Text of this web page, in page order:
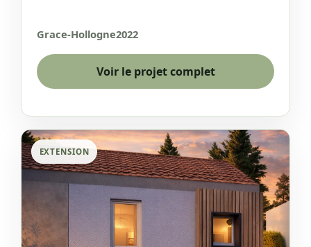
Grace-Hollogne2022
Voir le projet complet
EXTENSION